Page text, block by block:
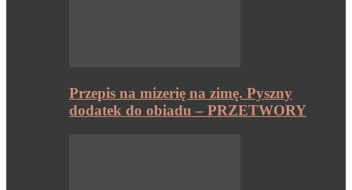
Przepis na mizerię na zimę. Pyszny
dodatek do obiadu – PRZETWORY